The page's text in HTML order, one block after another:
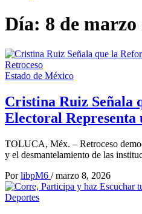
Día: 8 de marzo
Estado de México
Cristina Ruiz Señala
Electoral Representa
TOLUCA, Méx. – Retroceso
y el desmantelamiento de las
Por libpM6 / marzo 8, 2026
Deportes